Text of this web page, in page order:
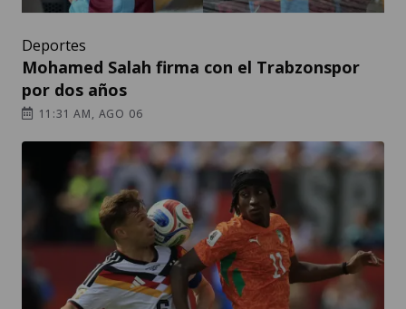
Deportes
Mohamed Salah firma con el Trabzonspor
por dos años
11:31 AM, AGO 06